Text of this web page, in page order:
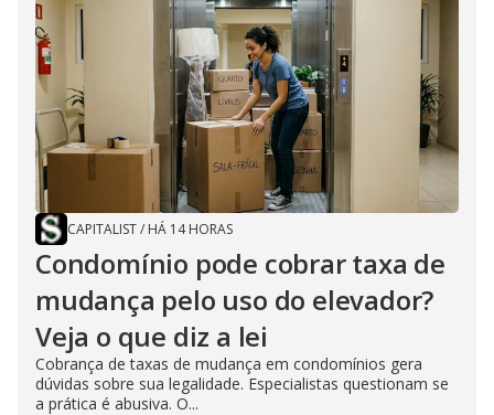
CAPITALIST/ HÁ 14 HORAS
Condomínio pode cobrar taxa de
mudança pelo uso do elevador?
Veja o que diz a lei
Cobrança de taxas de mudança em condomínios gera
dúvidas sobre sua legalidade. Especialistas questionam se
a prática é abusiva. O...